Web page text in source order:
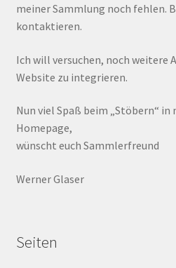
meiner Sammlung noch fehlen.
kontaktieren.
Ich will versuchen, noch weitere
Website zu integrieren.
Nun viel Spaß beim „Stöbern“
Homepage,
wünscht euch Sammlerfreund
Werner Glaser
Seiten